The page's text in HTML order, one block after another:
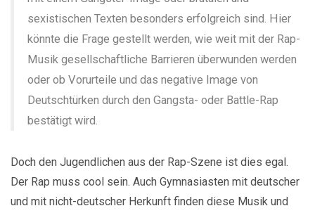
sexistischen Texten besonders erfolgreich sind. Hier
könnte die Frage gestellt werden, wie weit mit der Rap-
Musik gesellschaftliche Barrieren überwunden werden
oder ob Vorurteile und das negative Image von
Deutschtürken durch den Gangsta- oder Battle-Rap
bestätigt wird.
Doch den Jugendlichen aus der Rap-Szene ist dies egal.
Der Rap muss cool sein. Auch Gymnasiasten mit deutscher
und mit nicht-deutscher Herkunft finden diese Musik und